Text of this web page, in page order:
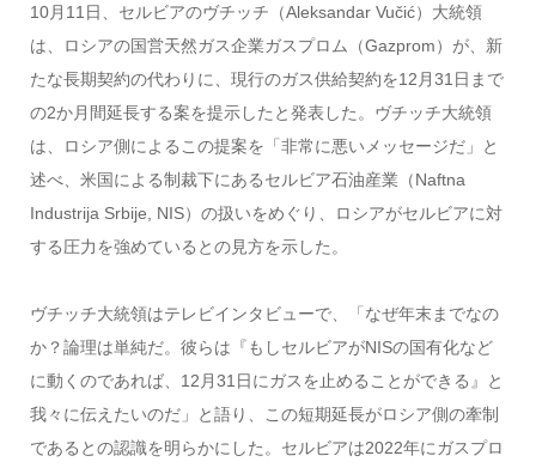
10月11日、セルビアのヴチッチ（Aleksandar Vučić）大統領
は、ロシアの国営天然ガス企業ガスプロム（Gazprom）が、新
たな長期契約の代わりに、現行のガス供給契約を12月31日まで
の2か月間延長する案を提示したと発表した。ヴチッチ大統領
は、ロシア側によるこの提案を「非常に悪いメッセージだ」と
述べ、米国による制裁下にあるセルビア石油産業（Naftna
Industrija Srbije, NIS）の扱いをめぐり、ロシアがセルビアに対
する圧力を強めているとの見方を示した。
ヴチッチ大統領はテレビインタビューで、「なぜ年末までなの
か？論理は単純だ。彼らは『もしセルビアがNISの国有化など
に動くのであれば、12月31日にガスを止めることができる』と
我々に伝えたいのだ」と語り、この短期延長がロシア側の牽制
であるとの認識を明らかにした。セルビアは2022年にガスプロ